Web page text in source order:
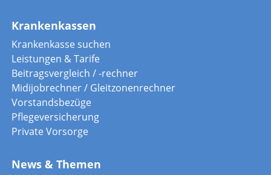
Krankenkassen
Krankenkasse suchen
Leistungen & Tarife
Beitragsvergleich / -rechner
Midijobrechner / Gleitzonenrechner
Vorstandsbezüge
Pflegeversicherung
Private Vorsorge
News & Themen